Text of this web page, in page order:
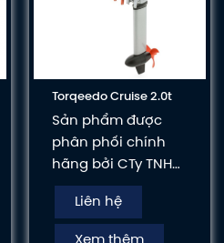
Torqeedo Cruise 2.0t
Sản phẩm được
phân phối chính
hãng bởi CTy TNHH
TM DV Trans-Undai
SeaSall Vina Bảo
hành: 2 năm
Liên hệ